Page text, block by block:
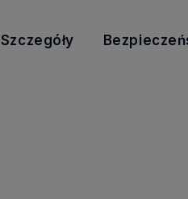
Szczegóły